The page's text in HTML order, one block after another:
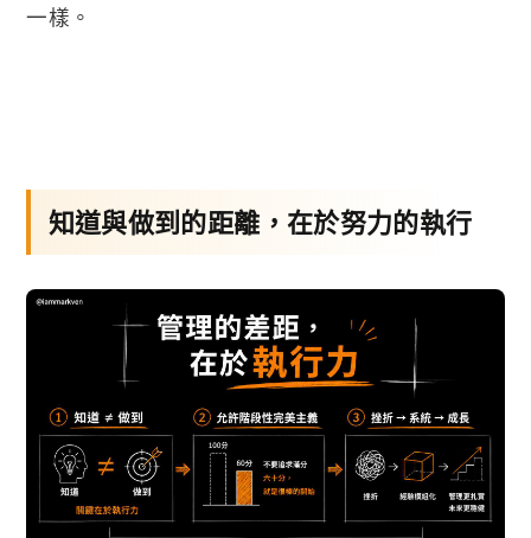
一樣。
知道與做到的距離，在於努力的執行